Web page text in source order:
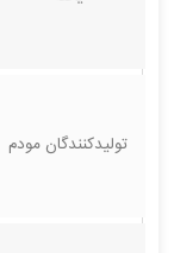
تولیدکنندگان مودم